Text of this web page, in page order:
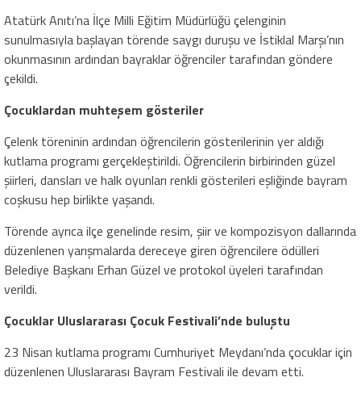
Atatürk Anıtı’na İlçe Milli Eğitim Müdürlüğü çelenginin
sunulmasıyla başlayan törende saygı duruşu ve İstiklal Marşı’nın
okunmasının ardından bayraklar öğrenciler tarafından göndere
çekildi.
Çocuklardan muhteşem gösteriler
Çelenk töreninin ardından öğrencilerin gösterilerinin yer aldığı
kutlama programı gerçekleştirildi. Öğrencilerin birbirinden güzel
şiirleri, dansları ve halk oyunları renkli gösterileri eşliğinde bayram
coşkusu hep birlikte yaşandı.
Törende ayrıca ilçe genelinde resim, şiir ve kompozisyon dallarında
düzenlenen yarışmalarda dereceye giren öğrencilere ödülleri
Belediye Başkanı Erhan Güzel ve protokol üyeleri tarafından
verildi.
Çocuklar Uluslararası Çocuk Festivali’nde buluştu
23 Nisan kutlama programı Cumhuriyet Meydanı’nda çocuklar için
düzenlenen Uluslararası Bayram Festivali ile devam etti.